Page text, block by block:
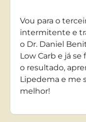
Vou para o
intermitente e
o Dr. Daniel
Low Carb e já se
o resultado,
Lipedema e me
melhor!